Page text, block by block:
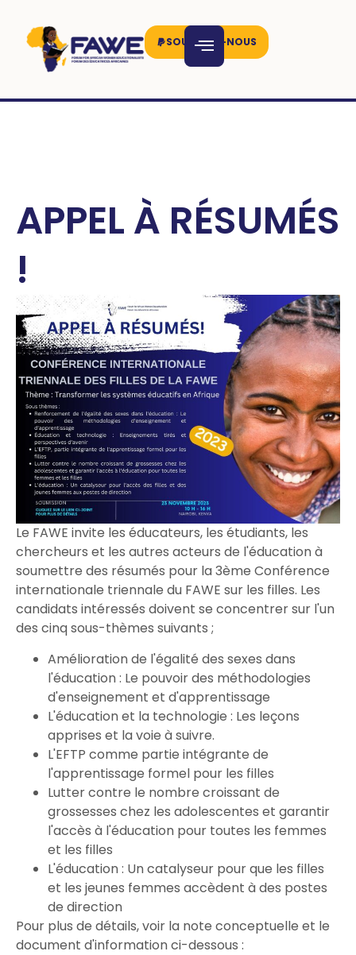
SOUTENEZ-NOUS
APPEL À RÉSUMÉS
!
Le FAWE invite les éducateurs, les étudiants, les
chercheurs et les autres acteurs de l'éducation à
soumettre des résumés pour la 3ème Conférence
internationale triennale du FAWE sur les filles. Les
candidats intéressés doivent se concentrer sur l'un
des cinq sous-thèmes suivants ;
Amélioration de l'égalité des sexes dans
l'éducation : Le pouvoir des méthodologies
d'enseignement et d'apprentissage
L'éducation et la technologie : Les leçons
apprises et la voie à suivre.
L'EFTP comme partie intégrante de
l'apprentissage formel pour les filles
Lutter contre le nombre croissant de
grossesses chez les adolescentes et garantir
l'accès à l'éducation pour toutes les femmes
et les filles
L'éducation : Un catalyseur pour que les filles
et les jeunes femmes accèdent à des postes
de direction
Pour plus de détails, voir la note conceptuelle et le
document d'information ci-dessous :